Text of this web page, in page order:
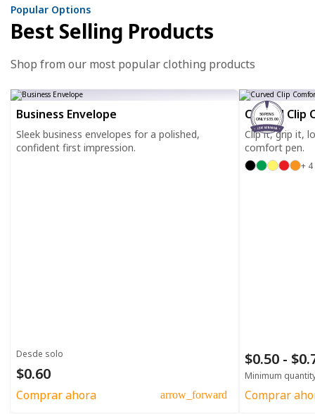
Popular Options
Best Selling Products
Shop from our most popular clothing products
Business Envelope
Sleek business envelopes for a polished,
confident first impression.
Desde solo
$0.60
Comprar ahora arrow_forward
50 PENS
ONLY $35.00
Curved Clip
Clip it, grip it,
comfort pen.
+ 4
$0.50 -
Minimum
Comprar